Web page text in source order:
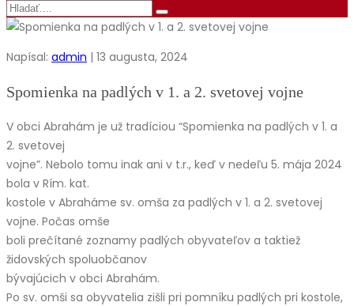
Napísal: admin | 13 augusta, 2024
Spomienka na padlých v 1. a 2. svetovej vojne
V obci Abrahám je už tradíciou “Spomienka na padlých v 1. a
2. svetovej
vojne”. Nebolo tomu inak ani v t.r., keď v nedeľu 5. mája 2024
bola v Rím. kat.
kostole v Abraháme sv. omša za padlých v 1. a 2. svetovej
vojne. Počas omše
boli prečítané zoznamy padlých obyvateľov a taktiež
židovských spoluobčanov
bývajúcich v obci Abrahám.
Po sv. omši sa obyvatelia zišli pri pomníku padlých pri kostole,